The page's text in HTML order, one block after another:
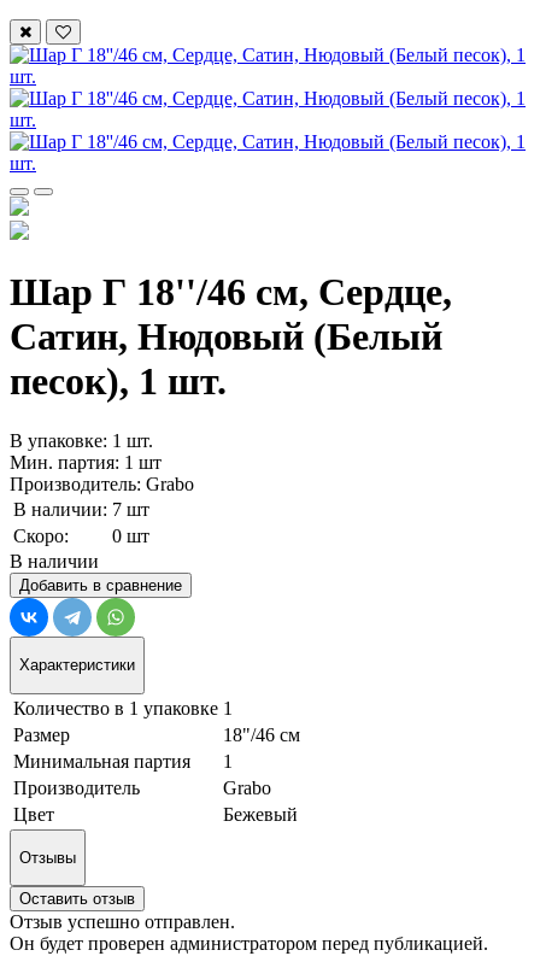
Шар Г 18''/46 см, Сердце,
Сатин, Нюдовый (Белый
песок), 1 шт.
В упаковке: 1 шт.
Мин. партия: 1 шт
Производитель: Grabo
В наличии: 7 шт
Скоро:
0 шт
В наличии
Добавить в сравнение
Характеристики
Количество в 1 упаковке 1
Размер
18"/46 см
Минимальная партия
1
Производитель
Grabo
Цвет
Бежевый
Отзывы
Оставить отзыв
Отзыв успешно отправлен.
Он будет проверен администратором перед публикацией.